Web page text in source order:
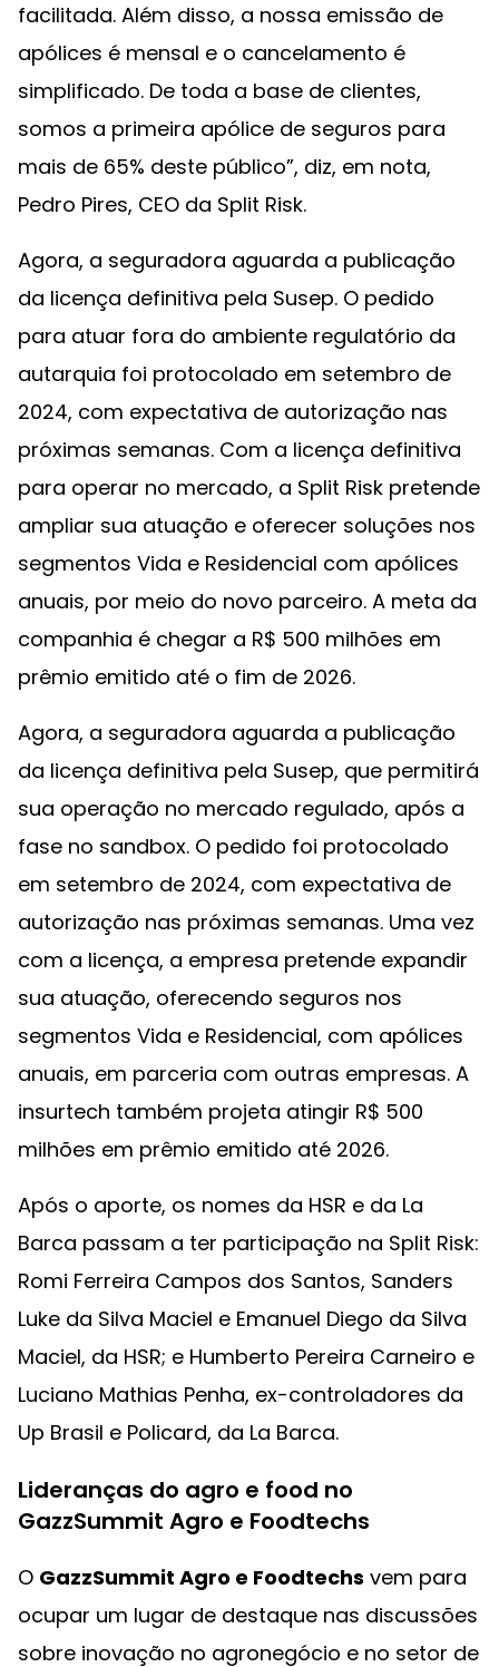
facilitada. Além disso, a nossa emissão de
apólices é mensal e o cancelamento é
simplificado. De toda a base de clientes,
somos a primeira apólice de seguros para
mais de 65% deste público”, diz, em nota,
Pedro Pires, CEO da Split Risk.
Agora, a seguradora aguarda a publicação
da licença definitiva pela Susep. O pedido
para atuar fora do ambiente regulatório da
autarquia foi protocolado em setembro de
2024, com expectativa de autorização nas
próximas semanas. Com a licença definitiva
para operar no mercado, a Split Risk pretende
ampliar sua atuação e oferecer soluções nos
segmentos Vida e Residencial com apólices
anuais, por meio do novo parceiro. A meta da
companhia é chegar a R$ 500 milhões em
prêmio emitido até o fim de 2026.
Agora, a seguradora aguarda a publicação
da licença definitiva pela Susep, que permitirá
sua operação no mercado regulado, após a
fase no sandbox. O pedido foi protocolado
em setembro de 2024, com expectativa de
autorização nas próximas semanas. Uma vez
com a licença, a empresa pretende expandir
sua atuação, oferecendo seguros nos
segmentos Vida e Residencial, com apólices
anuais, em parceria com outras empresas. A
insurtech também projeta atingir R$ 500
milhões em prêmio emitido até 2026.
Após o aporte, os nomes da HSR e da La
Barca passam a ter participação na Split Risk:
Romi Ferreira Campos dos Santos, Sanders
Luke da Silva Maciel e Emanuel Diego da Silva
Maciel, da HSR; e Humberto Pereira Carneiro e
Luciano Mathias Penha, ex-controladores da
Up Brasil e Policard, da La Barca.
Lideranças do agro e food no
GazzSummit Agro e Foodtechs
O GazzSummit Agro e Foodtechs vem para
ocupar um lugar de destaque nas discussões
sobre inovação no agronegócio e no setor de